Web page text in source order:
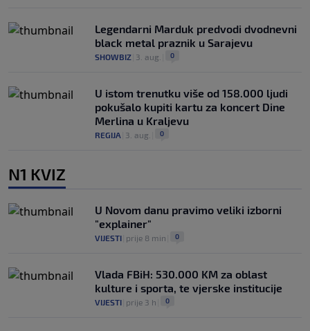
Legendarni Marduk predvodi dvodnevni
black metal praznik u Sarajevu
SHOWBIZ 3. aug. 0
U istom trenutku više od 158.000 ljudi
pokušalo kupiti kartu za koncert Dine
Merlina u Kraljevu
REGIJA 3. aug. 0
N1 KVIZ
U Novom danu pravimo veliki izborni
"explainer"
VIJESTI prije 8 min 0
Vlada FBiH: 530.000 KM za oblast
kulture i sporta, te vjerske institucije
VIJESTI prije 3 h 0